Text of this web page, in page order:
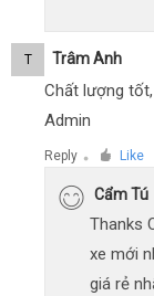
T Trâm Anh
Chất lượng
Admin
Reply ● Like
Cẩm Tú
Thanks
xe mới
giá rẻ